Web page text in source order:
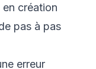
création
pas à pas
erreur